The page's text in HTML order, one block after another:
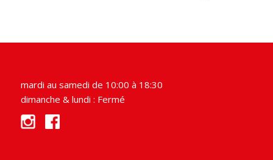
mardi au samedi de 10:00 à 18:30
dimanche & lundi : Fermé